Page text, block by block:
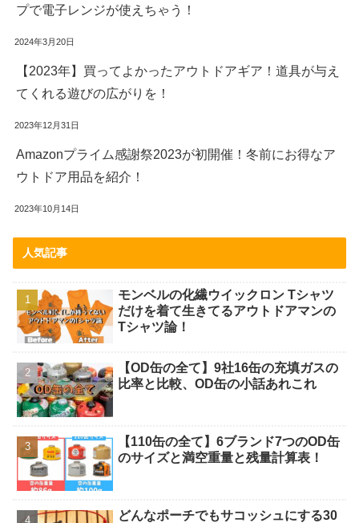
プで電子レンジが使えちゃう！
2024年3月20日
【2023年】買ってよかったアウトドアギア！道具が与え
てくれる遊びの広がりを！
2023年12月31日
Amazonプライム感謝祭2023が初開催！冬前にお得なア
ウトドア用品を紹介！
2023年10月14日
人気記事
モンベルの化繊ウイックロン Tシャツ
だけを着て生きてるアウトドアマンの
Tシャツ論！
【OD缶の全て】9社16缶の充填ガスの
比率と比較、OD缶の小話あれこれ
【110缶の全て】6ブランド7つのOD缶
のサイズと満空重量と残量計算表！
どんなポーチでもサコッシュにする30